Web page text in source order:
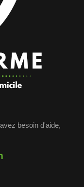
besoin d'aide,